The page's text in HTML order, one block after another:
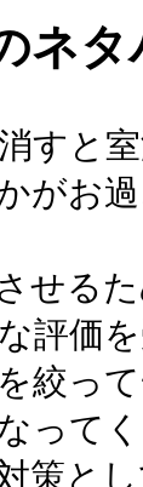
ネ
すと
がお
せる
評価
絞っ
って
策と